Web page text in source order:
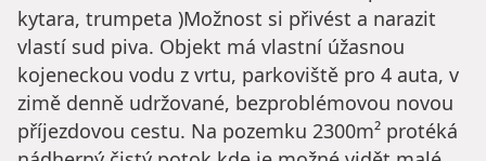
kytara, trumpeta )Možnost si přivést a narazit
vlastí sud piva. Objekt má vlastní úžasnou
kojeneckou vodu z vrtu, parkoviště pro 4 auta, v
zimě denně udržované, bezproblémovou novou
příjezdovou cestu. Na pozemku 2300m² protéká